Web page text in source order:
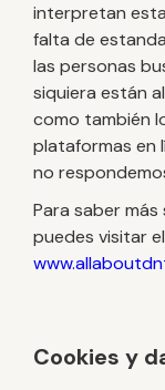
interpretan
falta de
las personas
siquiera están
como también
plataformas en
no
Para saber más
puedes visitar
Cookies y